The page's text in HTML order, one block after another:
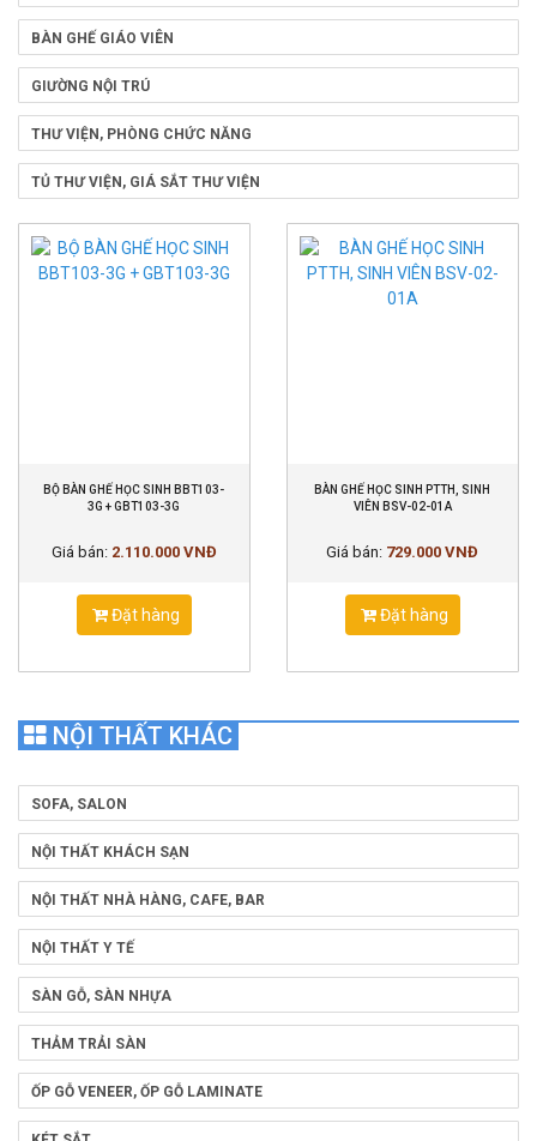
BÀN GHẾ GIÁO VIÊN
GIƯỜNG NỘI TRÚ
THƯ VIỆN, PHÒNG CHỨC NĂNG
TỦ THƯ VIỆN, GIÁ SẮT THƯ VIỆN
BỘ BÀN GHẾ HỌC SINH BBT103-
3G + GBT103-3G
Giá bán: 2.110.000 VNĐ
Đặt hàng
BÀN GHẾ HỌC SINH PTTH, SINH
VIÊN BSV-02-01A
Giá bán: 729.000 VNĐ
Đặt hàng
NỘI THẤT KHÁC
SOFA, SALON
NỘI THẤT KHÁCH SẠN
NỘI THẤT NHÀ HÀNG, CAFE, BAR
NỘI THẤT Y TẾ
SÀN GỖ, SÀN NHỰA
THẢM TRẢI SÀN
ỐP GỖ VENEER, ỐP GỖ LAMINATE